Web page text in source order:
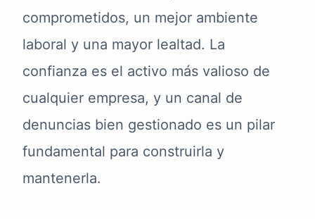
comprometidos, un mejor ambiente
laboral y una mayor lealtad. La
confianza es el activo más valioso de
cualquier empresa, y un canal de
denuncias bien gestionado es un pilar
fundamental para construirla y
mantenerla.